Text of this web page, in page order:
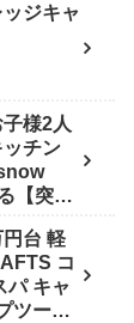
ジキャ
様2人
チン
【突撃
円台 軽
コ
パ キャ
ツーリ